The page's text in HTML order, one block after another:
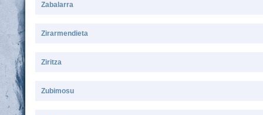
Zabalarra
Zirarmendieta
Ziritza
Zubimosu